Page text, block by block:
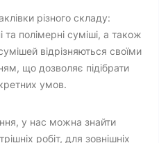
різного складу:
та полімерні суміші, а також
відрізняються своїми
що дозволяє підібрати
умов.
у нас можна знайти
робіт, для зовнішніх